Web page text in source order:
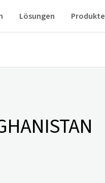
Lösungen Produkte